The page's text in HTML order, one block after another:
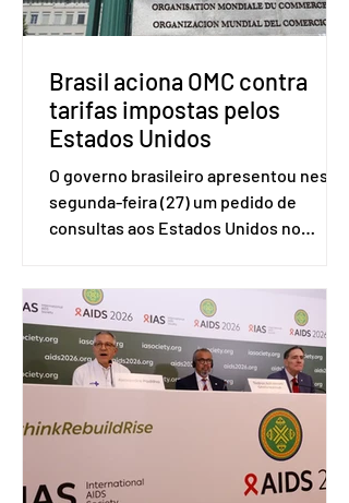
Brasil aciona OMC contra
tarifas impostas pelos
Estados Unidos
O governo brasileiro apresentou nesta
segunda-feira (27) um pedido de
consultas aos Estados Unidos no
(OMC), contestando duas medidas
tarifárias adotadas pelo país norte-
americano com base na Seção 301 da
Lei de Comércio de 1974. Segundo nota
divulgada pelo Ministério das Relações
Exteriores, o Brasil considera que as
incompatíveis com as obrigações